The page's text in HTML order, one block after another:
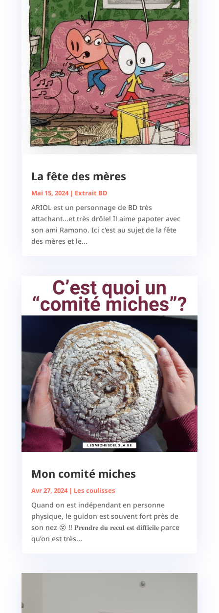
La fête des mères
Mai 15, 2024| Extrait BD
ARIOL est un personnage de BD très
attachant...et très drôle! Il aime papoter avec
son ami Ramono. Ici c'est au sujet de la fête
des mères et le...
Mon comité miches
Avr 27, 2024| Les coulisses
Quand on est indépendant en personne
physique, le guidon est souvent fort près de
son nez 😵 !! 𝐏𝐫𝐞𝐧𝐝𝐫𝐞 𝐝𝐮 𝐫𝐞𝐜𝐮𝐥 𝐞𝐬𝐭 𝐝𝐢𝐟𝐟𝐢𝐜𝐢𝐥𝐞 parce
qu’on est très...